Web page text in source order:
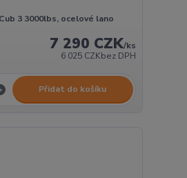
3 3000lbs, ocelové lano
7 290 CZK/ks
6 025 CZKbez DPH
Přidat do košíku